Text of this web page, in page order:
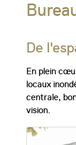
De
En plein
locaux
centrale,
vision.